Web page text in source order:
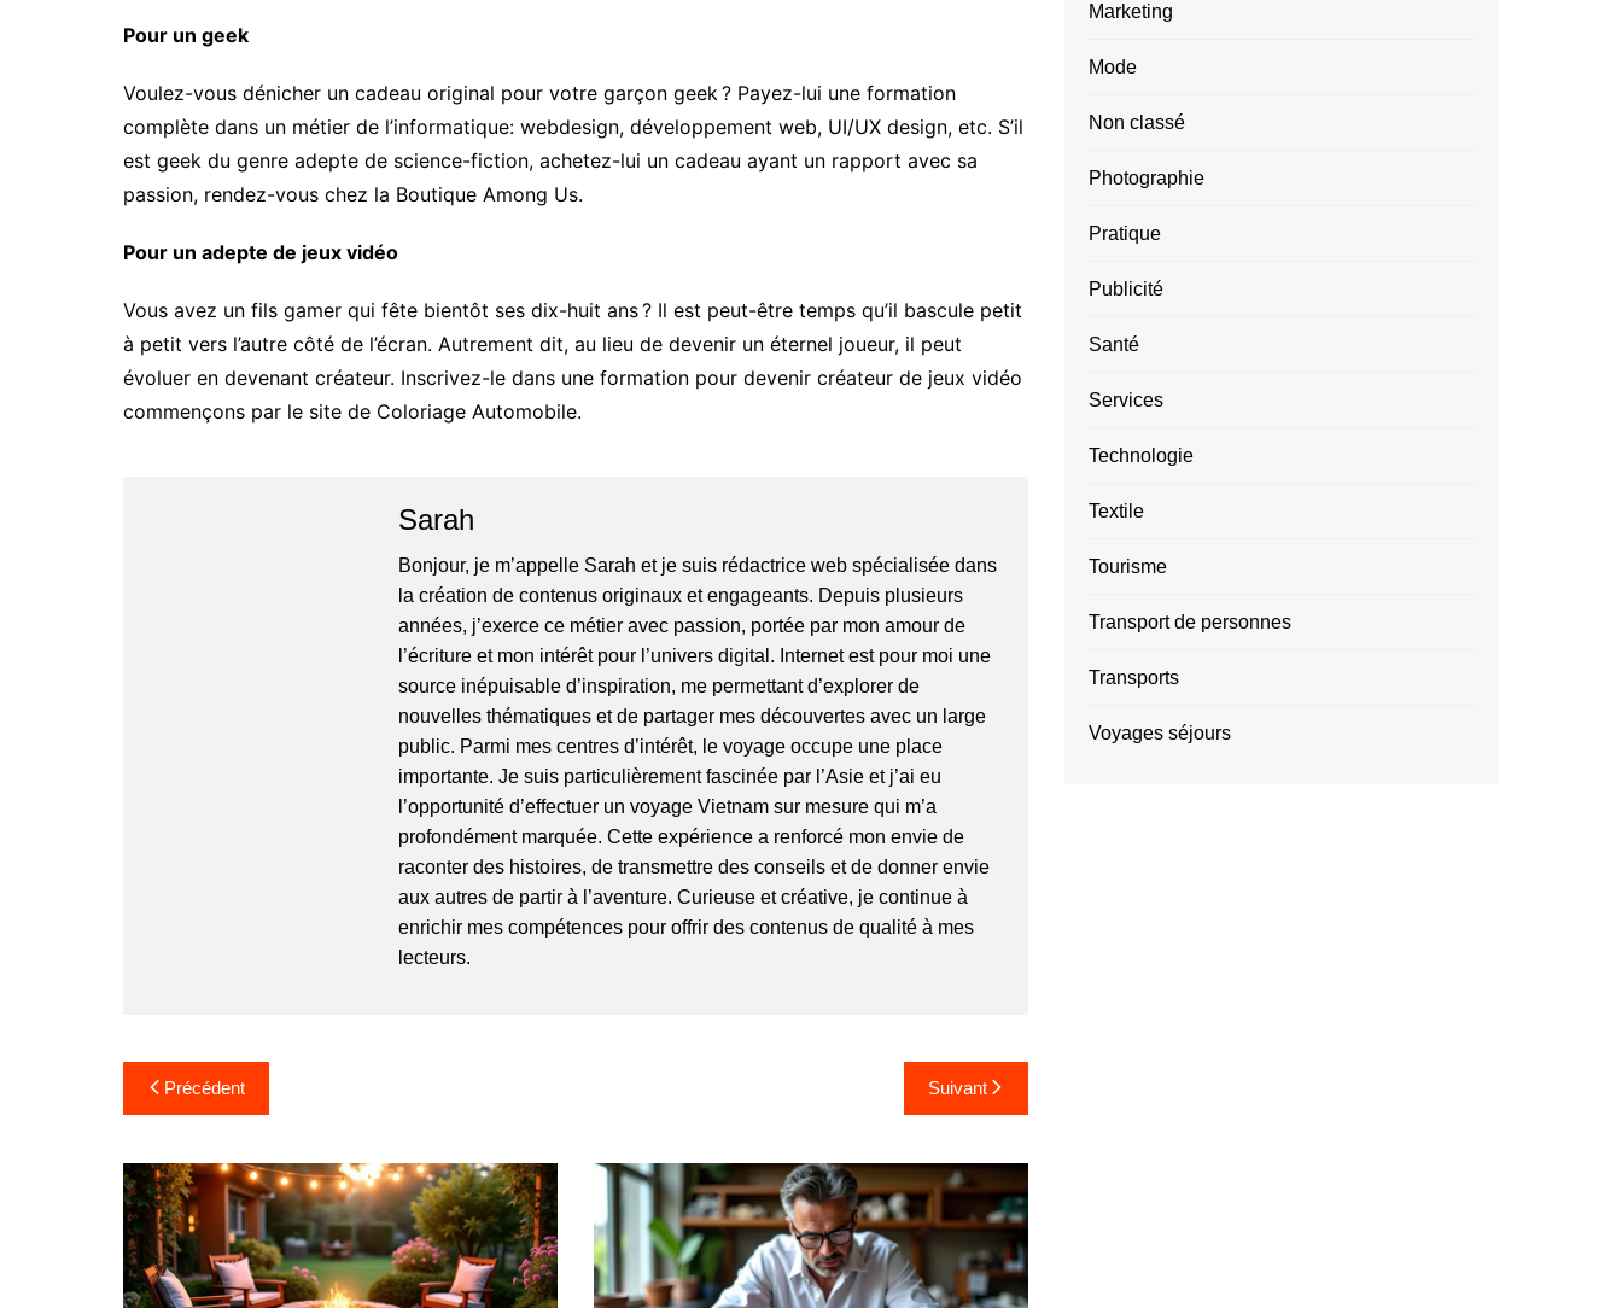
Pour un geek
Voulez-vous dénicher un cadeau original pour votre garçon geek ? Payez-lui une formation
complète dans un métier de l’informatique: webdesign, développement web, UI/UX design, etc. S’il
est geek du genre adepte de science-fiction, achetez-lui un cadeau ayant un rapport avec sa
passion, rendez-vous chez la Boutique Among Us.
Pour un adepte de jeux vidéo
Vous avez un fils gamer qui fête bientôt ses dix-huit ans ? Il est peut-être temps qu’il bascule petit
à petit vers l’autre côté de l’écran. Autrement dit, au lieu de devenir un éternel joueur, il peut
évoluer en devenant créateur. Inscrivez-le dans une formation pour devenir créateur de jeux vidéo
commençons par le site de Coloriage Automobile.
Sarah
Bonjour, je m’appelle Sarah et je suis rédactrice web spécialisée dans
la création de contenus originaux et engageants. Depuis plusieurs
années, j’exerce ce métier avec passion, portée par mon amour de
l’écriture et mon intérêt pour l’univers digital. Internet est pour moi une
source inépuisable d’inspiration, me permettant d’explorer de
nouvelles thématiques et de partager mes découvertes avec un large
public. Parmi mes centres d’intérêt, le voyage occupe une place
importante. Je suis particulièrement fascinée par l’Asie et j’ai eu
l’opportunité d’effectuer un voyage Vietnamsur mesure qui m’a
profondément marquée. Cette expérience a renforcé mon envie de
raconter des histoires, de transmettre des conseils et de donner envie
aux autres de partir à l’aventure. Curieuse et créative, je continue à
enrichir mes compétences pour offrir des contenus de qualité à mes
lecteurs.
v
i
g
Précédent Suivant
Marketing
Mode
Non classé
Photographie
Pratique
Publicité
Santé
Services
Technologie
Textile
Tourisme
Transport de personnes
Transports
Voyages séjours